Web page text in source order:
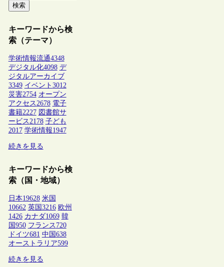
検索
キーワードから検
索（テーマ）
学術情報流通4348
デジタル化4098 デ
ジタルアーカイブ
3349 イベント 3012
災害2754 オープン
アクセス2678 電子
書籍2227 図書館サ
ービス2178 子ども
2017 学術情報1947
続きを見る
キーワードから検
索（国・地域）
日本19628 米国
10662 英国 3216 欧州
1426 カナダ1069 韓
国 950 フランス 720
ドイツ681 中国 638
オーストラリア599
続きを見る